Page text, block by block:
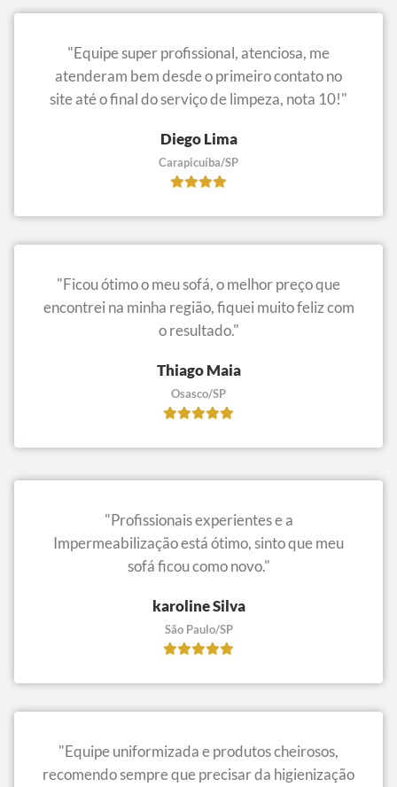
"Equipe super profissional, atenciosa, me
atenderam bem desde o primeiro contato no
site até o final do serviço de limpeza, nota 10!"
Diego Lima
Carapicuíba/SP
"Ficou ótimo o meu sofá, o melhor preço que
encontrei na minha região, fiquei muito feliz com
o resultado."
Thiago Maia
Osasco/SP
"Profissionais experientes e a
Impermeabilização está ótimo, sinto que meu
sofá ficou como novo."
karoline Silva
São Paulo/SP
"Equipe uniformizada e produtos cheirosos,
recomendo sempre que precisar da higienização